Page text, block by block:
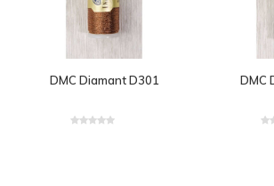
DMC Diamant D301 DMC